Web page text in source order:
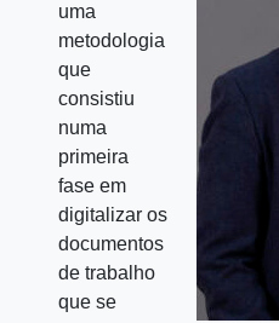
uma
metodologia
que
consistiu
numa
primeira
fase em
digitalizar os
documentos
de trabalho
que se